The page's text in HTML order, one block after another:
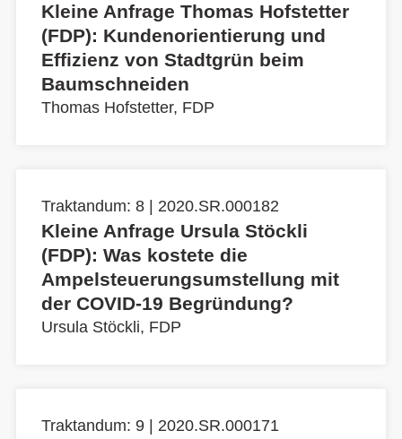
Kleine Anfrage Thomas Hofstetter
(FDP): Kundenorientierung und
Effizienz von Stadtgrün beim
Baumschneiden
Thomas Hofstetter, FDP
Traktandum: 8 | 2020.SR.000182
Kleine Anfrage Ursula Stöckli
(FDP): Was kostete die
Ampelsteuerungsumstellung mit
der COVID-19 Begründung?
Ursula Stöckli, FDP
Traktandum: 9 | 2020.SR.000171